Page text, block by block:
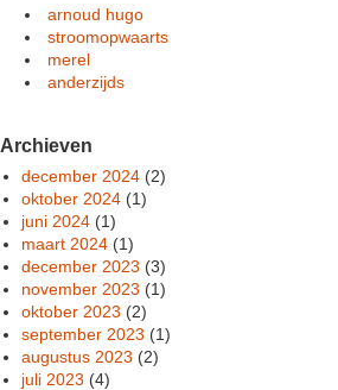
arnoud hugo
stroomopwaarts
merel
anderzijds
Archieven
december 2024 (2)
oktober 2024 (1)
juni 2024 (1)
maart 2024 (1)
december 2023 (3)
november 2023 (1)
oktober 2023 (2)
september 2023 (1)
augustus 2023 (2)
juli 2023 (4)